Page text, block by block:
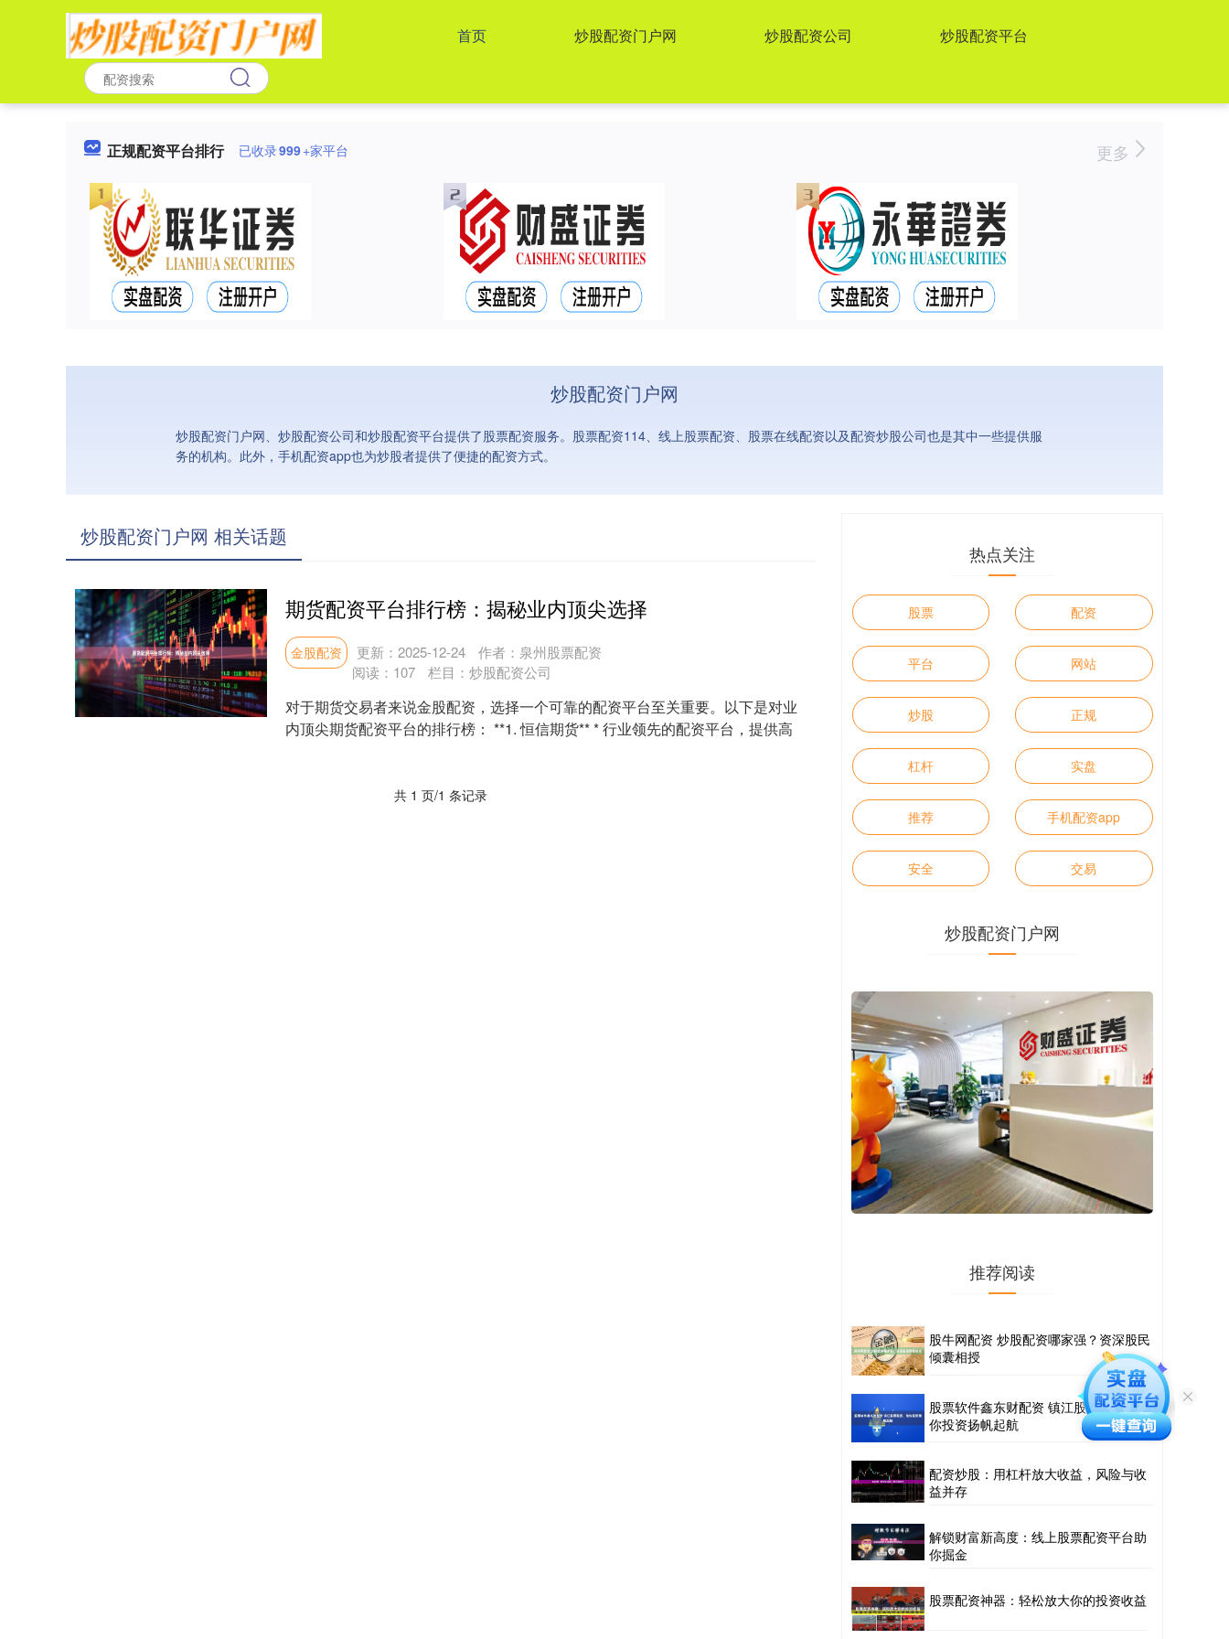
首页 炒股配资门户网 炒股配资公司 炒股配资平台
正规配资平台排行 已收录999+家平台 更多
炒股配资门户网
炒股配资门户网、炒股配资公司和炒股配资平台提供了股票配资服务。股票配资114、线上股票配资、股票在线配资以及配资炒股公司也是其中一些提供服
务的机构。此外，手机配资app也为炒股者提供了便捷的配资方式。
炒股配资门户网 相关话题
期货配资平台排行榜：揭秘业内顶尖选择
金股配资 更新：2025-12-24
作者：泉州股票配资
阅读： 107 栏目： 炒股配资公司
对于期货交易者来说金股配资，选择一个可靠的配资平台至关重要。以下是对业
内顶尖期货配资平台的排行榜： **1. 恒信期货** * 行业领先的配资平台，提供高
共 1 页/1 条记录
热点关注
股票 配资
平台 网站
炒股 正规
杠杆 实盘
推荐 手机配资app
安全 交易
炒股配资门户网
推荐阅读
股牛网配资 炒股配资哪家强？资深股民
倾囊相授
股票软件鑫东财配资 镇江股票配资，助
你投资扬帆起航
配资炒股：用杠杆放大收益，风险与收
益并存
解锁财富新高度：线上股票配资平台助
你掘金
股票配资神器：轻松放大你的投资收益